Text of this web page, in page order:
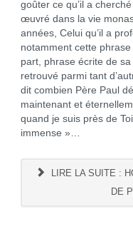
goûter ce qu’il a
œuvré dans la vie
années, Celui qu’il a
notamment cette
part, phrase écrite de
retrouvé parmi tant
dit combien Père Paul
maintenant et
quand je suis près de
immense »…
LIRE LA SUITE :
DE